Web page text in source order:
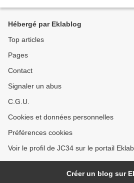
Hébergé par Eklablog
Top articles
Pages
Contact
Signaler un abus
C.G.U.
Cookies et données personnelles
Préférences cookies
Voir le profil de JC34 sur le portail
Créer un blog sur